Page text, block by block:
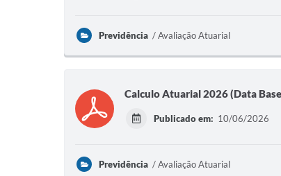
Previdência Avaliação Atuarial
Calculo Atuarial 2026 (Data
Publicado em: 10/06/2026
Previdência Avaliação Atuarial